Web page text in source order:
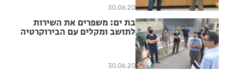
30.06.20
בת ים: משפרים את השירות
לתושב ומקלים עם הבירוקרטיה
30.06.20